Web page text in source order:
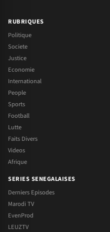
RUBRIQUES
Politique
Societe
Justice
Economie
International
People
Sports
Football
Lutte
Faits Divers
Videos
Afrique
SERIES SENEGALAISES
Derniers Episodes
Marodi TV
EvenProd
LEUZTV